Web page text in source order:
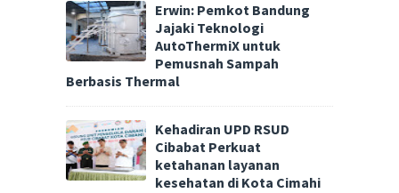
Erwin: Pemkot Bandung
Jajaki Teknologi
AutoThermiX untuk
Pemusnah Sampah
Berbasis Thermal
Kehadiran UPD RSUD
Cibabat Perkuat
ketahanan layanan
kesehatan di Kota Cimahi